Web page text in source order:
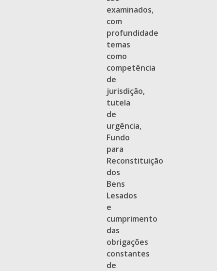
examinados,
com
profundidade
temas
como
competência
de
jurisdição,
tutela
de
urgência,
Fundo
para
Reconstituição
dos
Bens
Lesados
e
cumprimento
das
obrigações
constantes
de